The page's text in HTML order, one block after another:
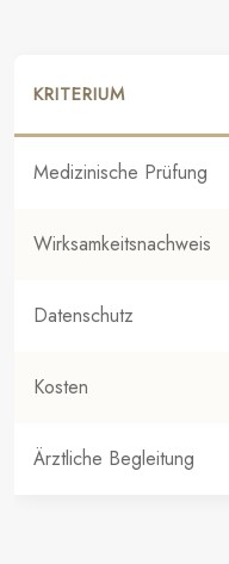
KRITERIUM
Medizinische Prüfung
Wirksamkeitsnachweis
Datenschutz
Kosten
Ärztliche Begleitung